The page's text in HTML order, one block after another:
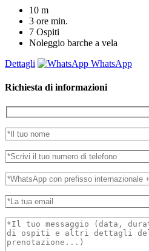
10 m
3 ore min.
7 Ospiti
Noleggio barche a vela
Dettagli
WhatsApp
Richiesta di informazioni